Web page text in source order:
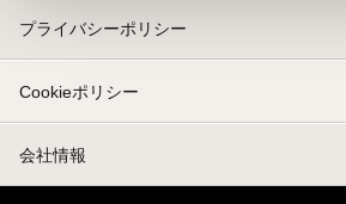
プライバシーポリシー
Cookieポリシー
会社情報